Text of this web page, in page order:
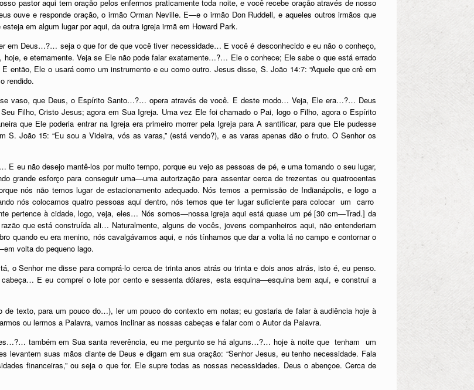
pastor aqui tem oração pelos enfermos praticamente toda noite, e você recebe oração através de nosso
ouve e responde oração, o irmão Orman Neville. E—e o irmão Don Ruddell, e aqueles outros irmãos que
em algum lugar por aqui, da outra igreja irmã em Howard Park.
em Deus…?… seja o que for de que você tiver necessidade… E você é desconhecido e eu não o conheço,
e eternamente. Veja se Ele não pode falar exatamente…?… Ele o conhece; Ele sabe o que está errado
Ele o usará como um instrumento e eu como outro. Jesus disse, S. João 14:7: “Aquele que crê em
rendido.
vaso, que Deus, o Espírito Santo…?… opera através de você. E deste modo… Veja, Ele era…?… Deus
Filho, Cristo Jesus; agora em Sua Igreja. Uma vez Ele foi chamado o Pai, logo o Filho, agora o Espírito
que Ele poderia entrar na Igreja era primeiro morrer pela Igreja para A santificar, para que Ele pudesse
S. João 15: “Eu sou a Videira, vós as varas,” (está vendo?), e as varas apenas dão o fruto. O Senhor os
desejo mantê-los por muito tempo, porque eu vejo as pessoas de pé, e uma tomando o seu lugar,
grande esforço para conseguir uma—uma autorização para assentar cerca de trezentas ou quatrocentas
nós não temos lugar de estacionamento adequado. Nós temos a permissão de Indianápolis, e logo a
nós colocamos quatro pessoas aqui dentro, nós temos que ter lugar suficiente para colocar um carro
pertence à cidade, logo, veja, eles… Nós somos—nossa igreja aqui está quase um pé [30 cm—Trad.] da
que está construída ali… Naturalmente, alguns de vocês, jovens companheiros aqui, não entenderiam
quando eu era menino, nós cavalgávamos aqui, e nós tínhamos que dar a volta lá no campo e contornar o
volta do pequeno lago.
o Senhor me disse para comprá-lo cerca de trinta anos atrás ou trinta e dois anos atrás, isto é, eu penso.
E eu comprei o lote por cento e sessenta dólares, esta esquina—esquina bem aqui, e construí a
texto, para um pouco do…), ler um pouco do contexto em notas; eu gostaria de falar à audiência hoje à
ou lermos a Palavra, vamos inclinar as nossas cabeças e falar com o Autor da Palavra.
também em Sua santa reverência, eu me pergunto se há alguns…?… hoje à noite que tenham um
levantem suas mãos diante de Deus e digam em sua oração: “Senhor Jesus, eu tenho necessidade. Fala
financeiras,” ou seja o que for. Ele supre todas as nossas necessidades. Deus o abençoe. Cerca de